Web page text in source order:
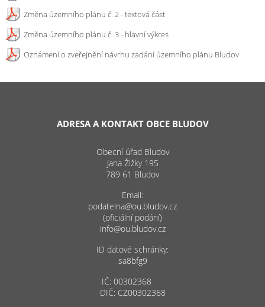
Změna územního plánu č. 2 - textová část
Změna územního plánu č. 3 - hlavní výkres
Oznámení o zveřejnění návrhu zadání územního plánu Bludov
ADRESA A KONTAKT OBCE BLUDOV
Obecní úřad Bludov
Jana Žižky 195
789 61 Bludov
Email:
podatelna@ou.bludov.cz
(oficiální podání)
info@ou.bludov.cz
ID datové schránky:
sa8bfg9
IČ: 00302368
DIČ: CZ00302368